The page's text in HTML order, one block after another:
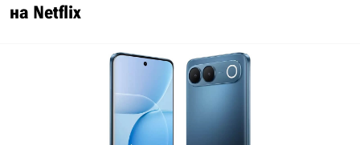
на Netflix